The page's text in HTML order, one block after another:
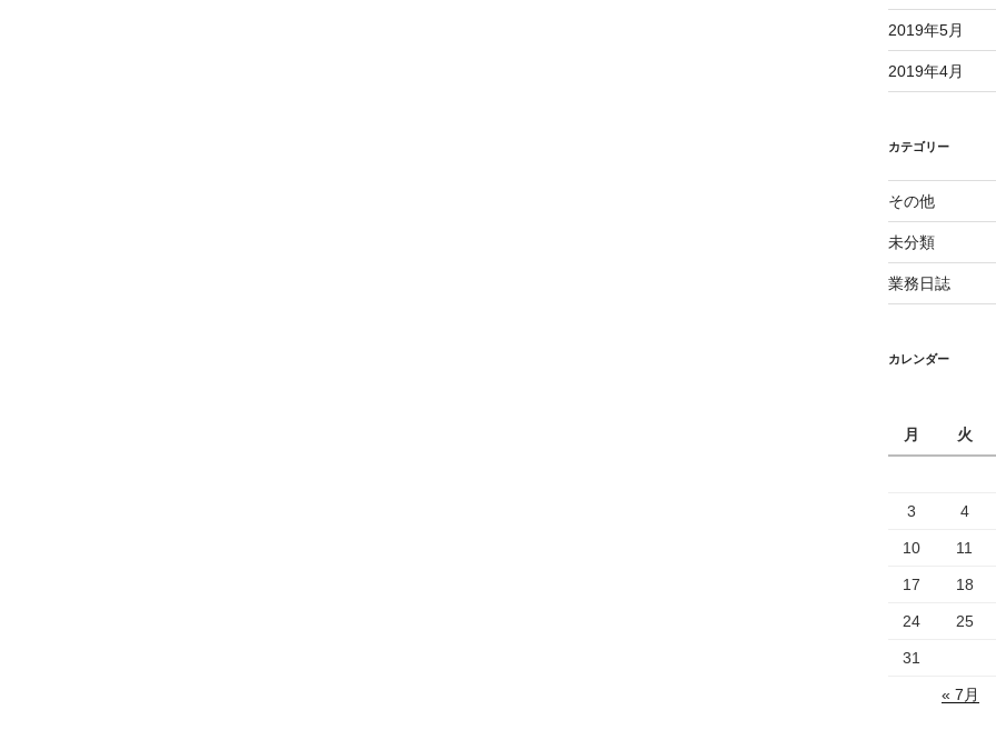
2019年5月
2019年4月
カテゴリー
その他
未分類
業務日誌
カレンダー
月
火
3 4
10 11
17 18
24 25
31
« 7月